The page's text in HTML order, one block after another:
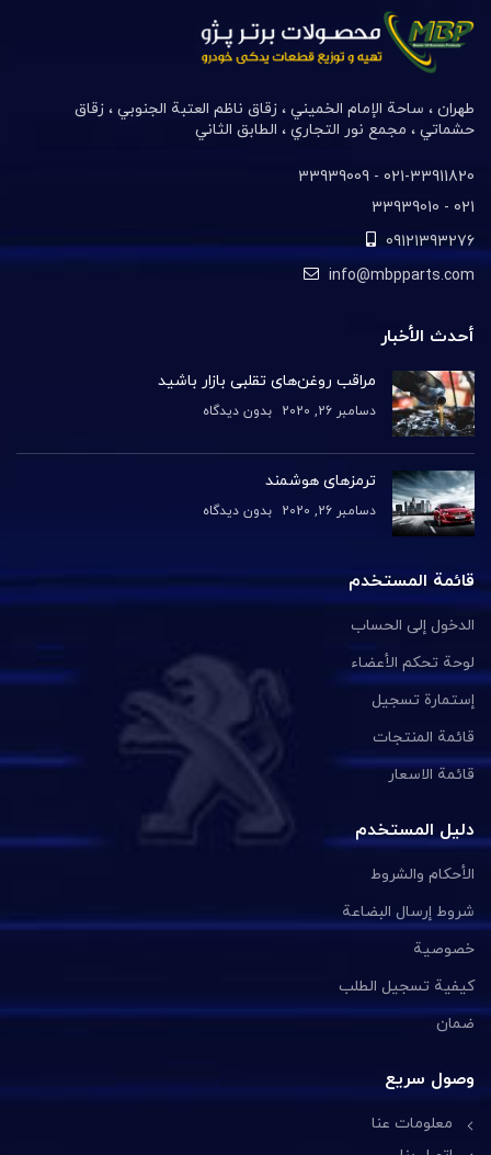
طهران ، ساحة الإمام الخميني ، زقاق ناظم العتبة الجنوبي ، زقاق
حشماتي ، مجمع نور التجاري ، الطابق الثاني
021-33911820- 33939009
021- 33939010
09121393276
info@mbpparts.com
أحدث الأخبار
مراقب روغن‌های تقلبی بازار باشید
دسامبر 26, 2020 بدون دیدگاه
ترمزهای هوشمند
دسامبر 26, 2020 بدون دیدگاه
قائمة المستخدم
الدخول إلى الحساب
لوحة تحكم الأعضاء
إستمارة تسجيل
قائمة المنتجات
قائمة الاسعار
دليل المستخدم
الأحكام والشروط
شروط إرسال البضاعة
خصوصية
كيفية تسجيل الطلب
ضمان
وصول سريع
معلومات عنا